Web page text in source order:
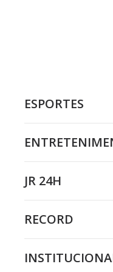
ESPORTES
JR 24H
RECORD